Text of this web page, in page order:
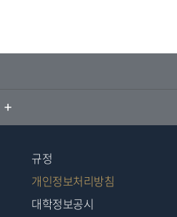
규정
개인정보처리방침
대학정보공시